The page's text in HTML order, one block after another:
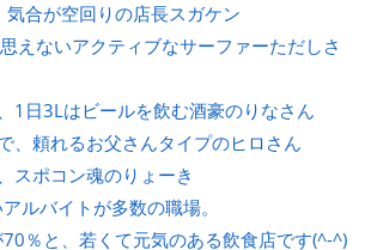
気合が空回りの店長スガケン
えないアクティブなサーファーただしさ
1日3Lはビールを飲む酒豪のりなさん
、頼れるお父さんタイプのヒロさん
スポコン魂のりょーき
ルバイトが多数の職場。
％と、若くて元気のある飲食店です(^-^)